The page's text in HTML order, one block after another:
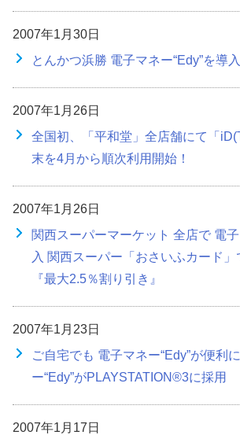
2007年1月30日
とんかつ浜勝 電子マネー“Edy”を導入
2007年1月26日
全国初、「平和堂」全店舗にて「
末を4月から順次利用開始！
2007年1月26日
関西スーパーマーケット 全店で 電
入 関西スーパー「おさいふカード
『最大2.5％割り引き』
2007年1月23日
ご自宅でも 電子マネー“Edy”が便利
ー“Edy”がPLAYSTATION®3に採用
2007年1月17日